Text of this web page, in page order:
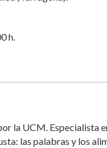
h.
la UCM. Especialista
las palabras y los